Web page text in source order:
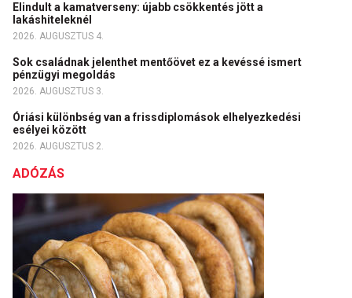
Elindult a kamatverseny: újabb csökkentés jött a
lakáshiteleknél
2026. AUGUSZTUS 4.
Sok családnak jelenthet mentőövet ez a kevéssé ismert
pénzügyi megoldás
2026. AUGUSZTUS 3.
Óriási különbség van a frissdiplomások elhelyezkedési
esélyei között
2026. AUGUSZTUS 2.
ADÓZÁS